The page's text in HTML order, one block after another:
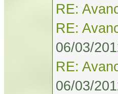
RE:
RE:
06/03/
RE:
06/03/